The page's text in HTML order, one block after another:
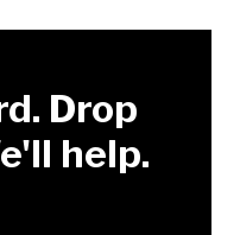
Drop
help.